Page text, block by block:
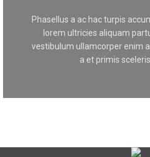
Phasellus a ac hac turpis
lorem ultricies aliquam
vestibulum ullamcorper enim
a et primis